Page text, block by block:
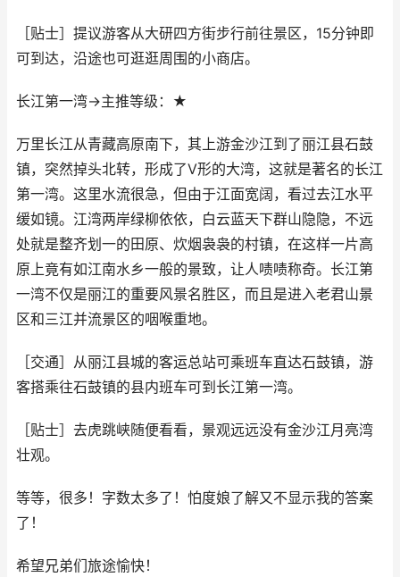
［贴士］提议游客从大研四方街步行前往景区，15分钟即
可到达，沿途也可逛逛周围的小商店。
长江第一湾→主推等级：★
万里长江从青藏高原南下，其上游金沙江到了丽江县石鼓
镇，突然掉头北转，形成了V形的大湾，这就是著名的长江
第一湾。这里水流很急，但由于江面宽阔，看过去江水平
缓如镜。江湾两岸绿柳依依，白云蓝天下群山隐隐，不远
处就是整齐划一的田原、炊烟袅袅的村镇，在这样一片高
原上竟有如江南水乡一般的景致，让人啧啧称奇。长江第
一湾不仅是丽江的重要风景名胜区，而且是进入老君山景
区和三江并流景区的咽喉重地。
［交通］从丽江县城的客运总站可乘班车直达石鼓镇，游
客搭乘往石鼓镇的县内班车可到长江第一湾。
［贴士］去虎跳峡随便看看，景观远远没有金沙江月亮湾
壮观。
等等，很多！字数太多了！怕度娘了解又不显示我的答案
了！
希望兄弟们旅途愉快！